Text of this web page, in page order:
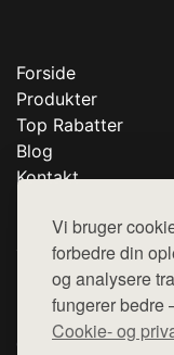
Vi bruger
forbedre din
og analysere
fungerer bedre
Cookie- og
Forside
Produkter
Top Rabatter
Blog
Kontakt
Denne side er en
hjemmesider med
diverse webshops.